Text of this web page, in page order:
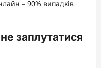
– 90% випадків
заплутатися